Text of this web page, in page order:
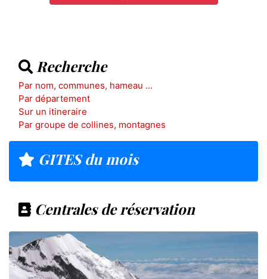
Recherche
Par nom, communes, hameau ...
Par département
Sur un itineraire
Par groupe de collines, montagnes
GITES du mois
Centrales de réservation